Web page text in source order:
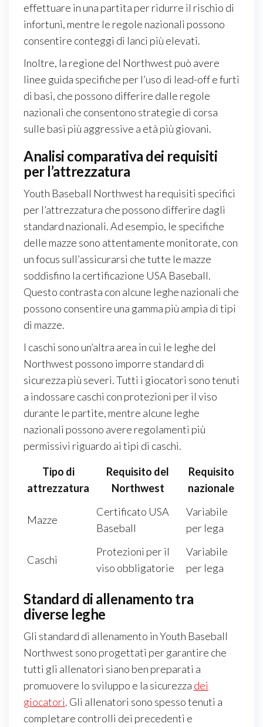
effettuare in una partita per ridurre il rischio di
infortuni, mentre le regole nazionali possono
consentire conteggi di lanci più elevati.
Inoltre, la regione del Northwest può avere
linee guida specifiche per l’uso di lead-off e furti
di basi, che possono differire dalle regole
nazionali che consentono strategie di corsa
sulle basi più aggressive a età più giovani.
Analisi comparativa dei requisiti
per l’attrezzatura
Youth Baseball Northwest ha requisiti specifici
per l’attrezzatura che possono differire dagli
standard nazionali. Ad esempio, le specifiche
delle mazze sono attentamente monitorate, con
un focus sull’assicurarsi che tutte le mazze
soddisfino la certificazione USA Baseball.
Questo contrasta con alcune leghe nazionali che
possono consentire una gamma più ampia di tipi
di mazze.
I caschi sono un’altra area in cui le leghe del
Northwest possono imporre standard di
sicurezza più severi. Tutti i giocatori sono tenuti
a indossare caschi con protezioni per il viso
durante le partite, mentre alcune leghe
nazionali possono avere regolamenti più
permissivi riguardo ai tipi di caschi.
Tipo di
attrezzatura
Requisito del
Northwest
Requisito
nazionale
Mazze
Certificato USA
Baseball
Variabile
per lega
Caschi
Protezioni per il
viso obbligatorie
Variabile
per lega
Standard di allenamento tra
diverse leghe
Gli standard di allenamento in Youth Baseball
Northwest sono progettati per garantire che
tutti gli allenatori siano ben preparati a
promuovere lo sviluppo e la sicurezza dei
giocatori. Gli allenatori sono spesso tenuti a
completare controlli dei precedenti e